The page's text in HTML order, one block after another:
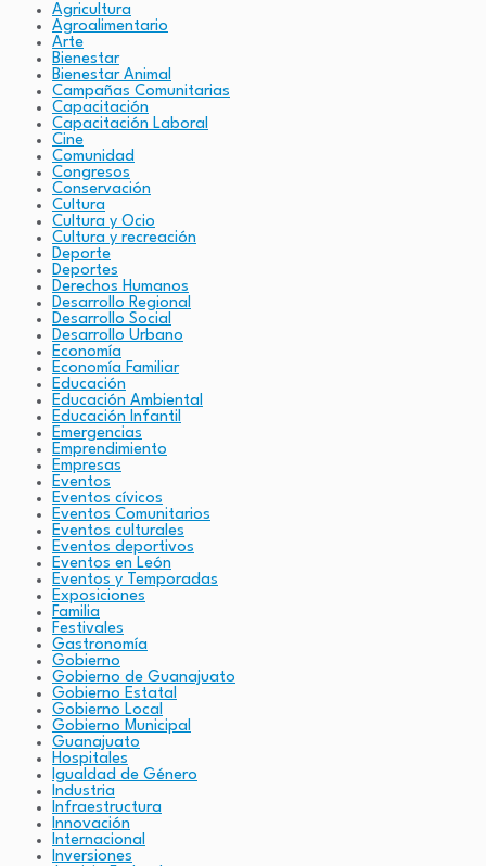
Agricultura
Agroalimentario
Arte
Bienestar
Bienestar Animal
Campañas Comunitarias
Capacitación
Capacitación Laboral
Cine
Comunidad
Congresos
Conservación
Cultura
Cultura y Ocio
Cultura y recreación
Deporte
Deportes
Derechos Humanos
Desarrollo Regional
Desarrollo Social
Desarrollo Urbano
Economía
Economía Familiar
Educación
Educación Ambiental
Educación Infantil
Emergencias
Emprendimiento
Empresas
Eventos
Eventos cívicos
Eventos Comunitarios
Eventos culturales
Eventos deportivos
Eventos en León
Eventos y Temporadas
Exposiciones
Familia
Festivales
Gastronomía
Gobierno
Gobierno de Guanajuato
Gobierno Estatal
Gobierno Local
Gobierno Municipal
Guanajuato
Hospitales
Igualdad de Género
Industria
Infraestructura
Innovación
Internacional
Inversiones